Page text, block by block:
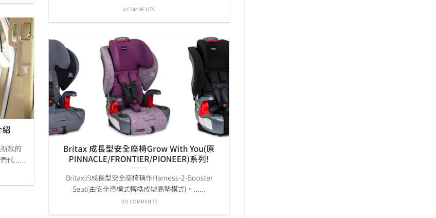
8 COMMENTS
款的
代......
Britax 成長型安全座椅Grow With You(原
PINNACLE/FRONTIER/PIONEER)系列!
Britax的成長型安全座椅稱作Harness-2-Booster
Seat(由安全帶模式轉換成增高墊模式)。......
101 COMMENTS